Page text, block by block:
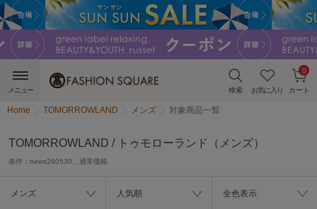
検索 お気に入り カート
0
メニュー
Home TOMORROWLAND メンズ 対象商品一覧
TOMORROWLAND / トゥモローランド（メンズ）
条件： news260530、通常価格
メンズ 人気順 全色表示